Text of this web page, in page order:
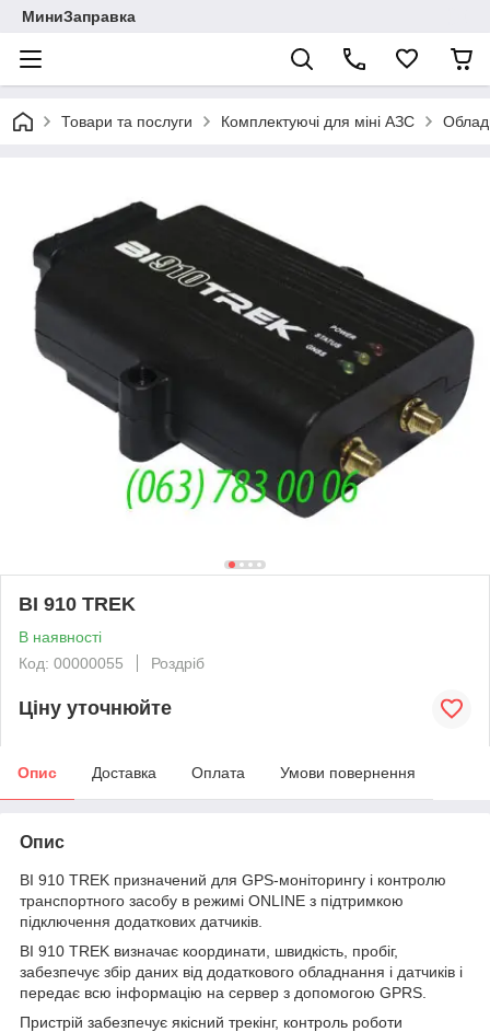
МиниЗаправка
Товари та послуги Комплектуючі для міні АЗС
BI 910 TREK
В наявності
Код: 00000055
Роздріб
Ціну уточнюйте
Опис Доставка Оплата Умови повернення
Опис
BI 910 TREK призначений для GPS-моніторингу і контролю
транспортного засобу в режимі ONLINE з підтримкою
підключення додаткових датчиків.
BI 910 TREK визначає координати, швидкість, пробіг,
забезпечує збір даних від додаткового обладнання і датчиків і
передає всю інформацію на сервер з допомогою GPRS.
Пристрій забезпечує якісний трекінг, контроль роботи